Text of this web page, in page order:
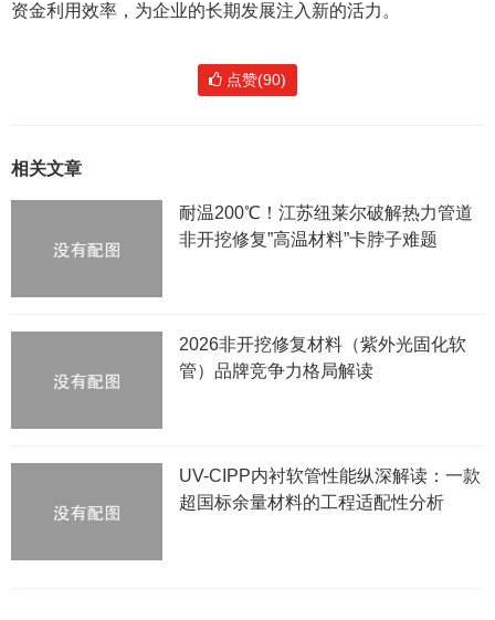
资金利用效率，为企业的长期发展注入新的活力。
点赞(90)
相关文章
耐温200℃！江苏纽莱尔破解热力管道
非开挖修复”高温材料”卡脖子难题
2026非开挖修复材料（紫外光固化软
管）品牌竞争力格局解读
UV-CIPP内衬软管性能纵深解读：一款
超国标余量材料的工程适配性分析